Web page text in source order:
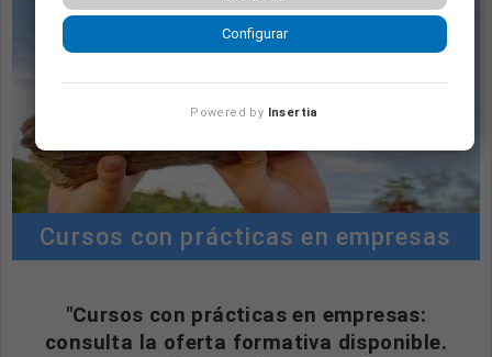
Cursos con prácticas en empresas
"Cursos con prácticas en empresas:
consulta la oferta formativa disponible.
Configurar
Powered by Insertia